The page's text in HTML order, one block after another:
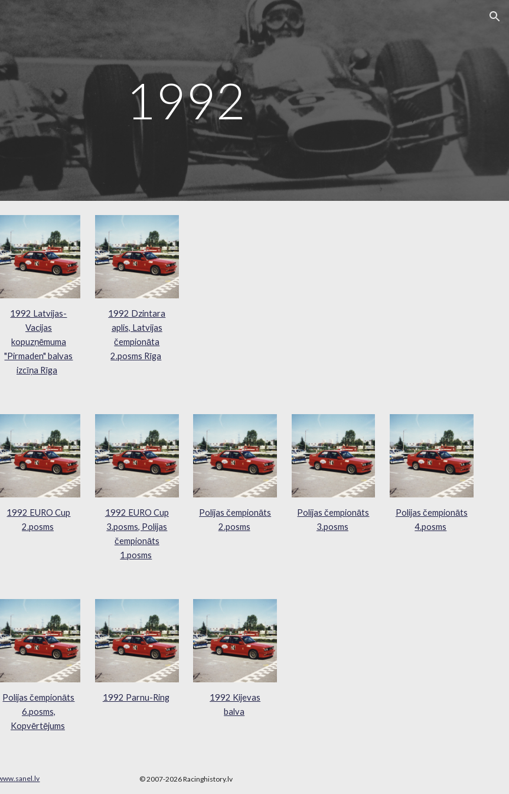
main content
1992
1992 Latvijas-
Vacijas
kopuzņēmuma
"Pirmaden" balvas
izcīņa Rīga
1992 Dzintara
aplis, Latvijas
čempionāta
2.posms Rīga
1992 EURO Cup
2.posms
1992 EURO Cup
3.posms, Polijas
čempionāts
1.posms
Polijas čempionāts
2.posms
Polijas čempionāts
3.posms
Polijas čempionāts
4.posms
Polijas čempionāts
6.posms,
Kopvērtējums
1992 Parnu-Ring
1992 Kijevas
balva
© 2007-2026Racinghistory.lv
abuse